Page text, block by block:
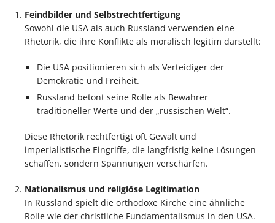
Feindbilder und Selbstrechtfertigung
Sowohl die USA als auch Russland verwenden eine
Rhetorik, die ihre Konflikte als moralisch legitim darstellt:
Die USA positionieren sich als Verteidiger der
Demokratie und Freiheit.
Russland betont seine Rolle als Bewahrer
traditioneller Werte und der „russischen Welt“.
Diese Rhetorik rechtfertigt oft Gewalt und
imperialistische Eingriffe, die langfristig keine Lösungen
schaffen, sondern Spannungen verschärfen.
Nationalismus und religiöse Legitimation
In Russland spielt die orthodoxe Kirche eine ähnliche
Rolle wie der christliche Fundamentalismus in den USA.